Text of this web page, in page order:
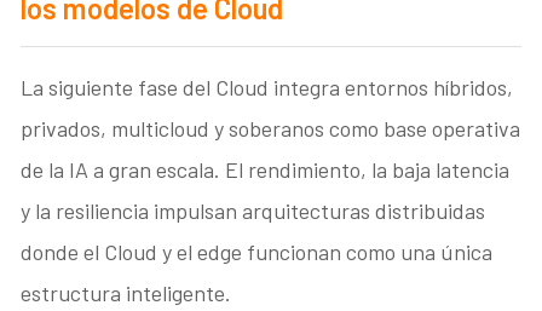
los modelos de Cloud
La siguiente fase del Cloud integra entornos híbridos,
privados, multicloud y soberanos como base operativa
de la IA a gran escala. El rendimiento, la baja latencia
y la resiliencia impulsan arquitecturas distribuidas
donde el Cloud y el edge funcionan como una única
estructura inteligente.